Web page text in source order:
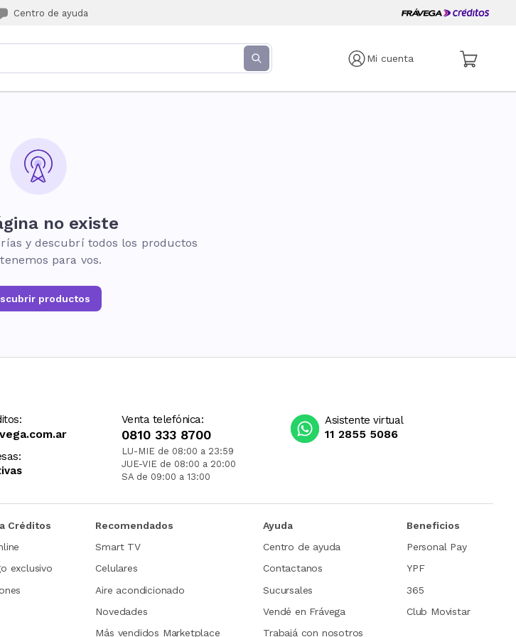
Centro de ayuda
Mi cuenta
no existe
y descubrí todos los productos
para vos.
productos
Venta telefónica:
0810 333 8700
LU-MIE de 08:00 a 23:59
JUE-VIE de 08:00 a 20:00
SA de 09:00 a 13:00
Asistente virtual
11 2855 5086
Créditos
exclusivo
Recomendados
Smart TV
Celulares
Aire acondicionado
Novedades
Más vendidos Marketplace
Ayuda
Centro de ayuda
Contactanos
Sucursales
Vendé en Frávega
Trabajá con nosotros
Beneficios
Personal Pay
YPF
365
Club Movistar